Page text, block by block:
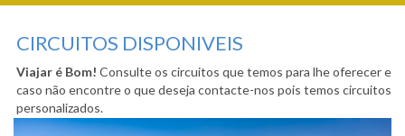
CONTACTOS
CIRCUITOS DISPONIVEIS
Viajar é Bom! Consulte os circuitos que temos para lhe oferecer e
caso não encontre o que deseja contacte-nos pois temos circuitos
personalizados.